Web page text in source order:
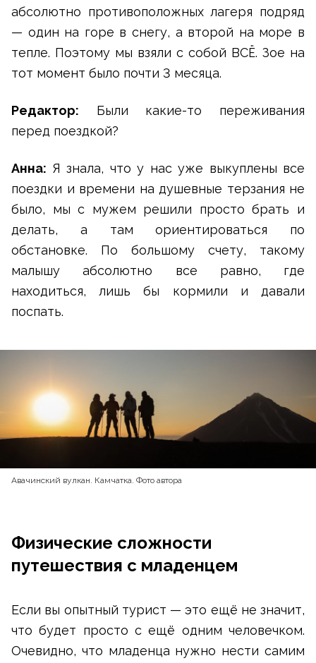
абсолютно противоположных лагеря подряд
— один на горе в снегу, а второй на море в
тепле. Поэтому мы взяли с собой ВСЁ. Зое на
тот момент было почти 3 месяца.
Редактор: Были какие-то переживания
перед поездкой?
Анна: Я знала, что у нас уже выкуплены все
поездки и времени на душевные терзания не
было, мы с мужем решили просто брать и
делать, а там ориентироваться по
обстановке. По большому счету, такому
малышу абсолютно все равно, где
находиться, лишь бы кормили и давали
поспать.
Авачинский вулкан. Камчатка. Фото автора
Физические сложности
путешествия с младенцем
Если вы опытный турист — это ещё не значит,
что будет просто с ещё одним человечком.
Очевидно, что младенца нужно нести самим